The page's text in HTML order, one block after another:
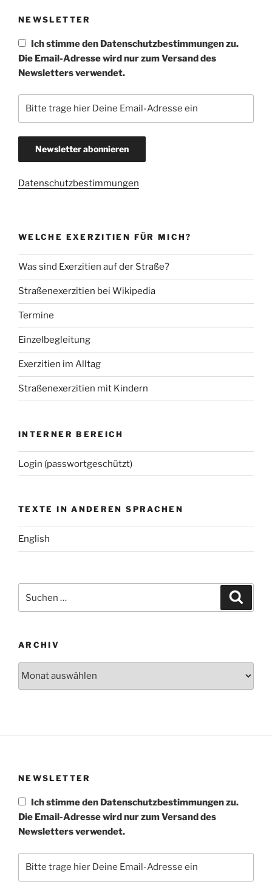
NEWSLETTER
Ich stimme den Datenschutzbestimmungen zu.
Die Email-Adresse wird nur zum Versand des
Newsletters verwendet.
Datenschutzbestimmungen
WELCHE EXERZITIEN FÜR MICH?
Was sind Exerzitien auf der Straße?
Straßenexerzitien bei Wikipedia
Termine
Einzelbegleitung
Exerzitien im Alltag
Straßenexerzitien mit Kindern
INTERNER BEREICH
Login (passwortgeschützt)
TEXTE IN ANDEREN SPRACHEN
English
nach:
ARCHIV
NEWSLETTER
Ich stimme den Datenschutzbestimmungen zu.
Die Email-Adresse wird nur zum Versand des
Newsletters verwendet.